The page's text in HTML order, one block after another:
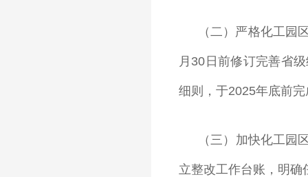
（二）严格化工园
月30日前修订完善省
细则，于2025年底前
（三）加快化工
立整改工作台账，明